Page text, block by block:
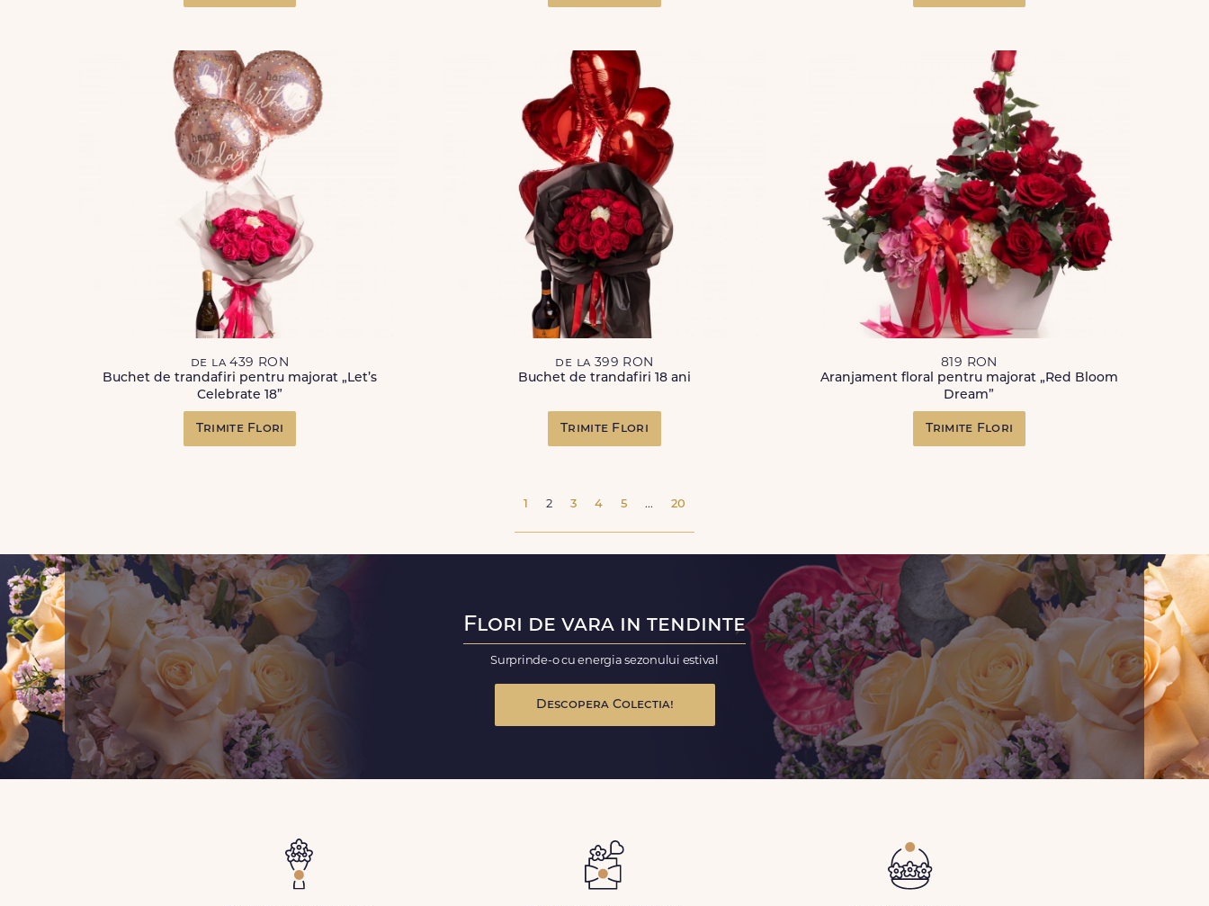
de la 439 RON
Buchet de trandafiri pentru majorat „Let’s
Celebrate 18”
Trimite Flori
de la 399 RON
Buchet de trandafiri 18 ani
Trimite Flori
819 RON
Aranjament floral pentru majorat „Red Bloom
Dream”
Trimite Flori
1 2 3 4 5 ... 20
Flori de vara in tendinte
Surprinde-o cu energia sezonului estival
Descopera Colectia!